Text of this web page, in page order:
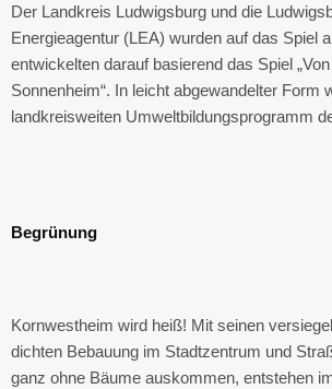
Der Landkreis Ludwigsburg und die
Energieagentur (LEA) wurden auf das Spiel
entwickelten darauf basierend das Spiel
Sonnenheim“. In leicht abgewandelter Form
landkreisweiten Umweltbildungsprogramm
Begrünung
Kornwestheim wird heiß! Mit seinen
dichten Bebauung im Stadtzentrum und
ganz ohne Bäume auskommen, entstehen